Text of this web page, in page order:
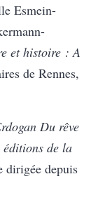
Esmein-
et histoire : A
de Rennes,
Du rêve
de la
dirigée depuis